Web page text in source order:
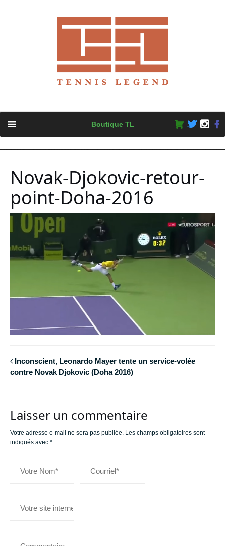
content
Boutique TL
Novak-Djokovic-retour-
point-Doha-2016
Inconscient, Leonardo Mayer tente un service-volée
contre Novak Djokovic (Doha 2016)
Laisser un commentaire
Votre adresse e-mail ne sera pas publiée. Les champs obligatoires sont
indiqués avec *